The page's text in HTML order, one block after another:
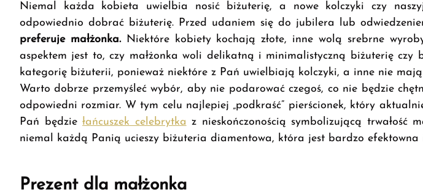
Niemal każda kobieta uwielbia nosić biżuterię, a nowe kolczyki czy
odpowiednio dobrać biżuterię. Przed udaniem się do jubilera lub
preferuje małżonka.Niektóre kobiety kochają złote, inne wolą srebrne
aspektem jest to, czy małżonka woli delikatną i minimalistyczną biżuterię
kategorię biżuterii, ponieważ niektóre z Pań uwielbiają kolczyki, a inne nie
Warto dobrze przemyśleć wybór, aby nie podarować czegoś, co nie będzie
odpowiedni rozmiar. W tym celu najlepiej „podkraść” pierścionek, który
Pań będziełańcuszek celebrytka z nieskończonością symbolizującą trwałość
niemal każdą Panią ucieszy biżuteria diamentowa, która jest bardzo efektowna
Prezent dla małżonka